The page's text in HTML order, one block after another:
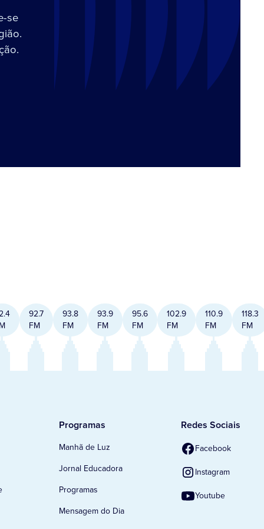
se
92.7
FM
93.8
FM
93.9
FM
95.6
FM
102.9
FM
110.9
FM
118.3
FM
Programas
Manhã de Luz
Jornal Educadora
Programas
Mensagem do Dia
Redes Sociais
Facebook
Instagram
Youtube